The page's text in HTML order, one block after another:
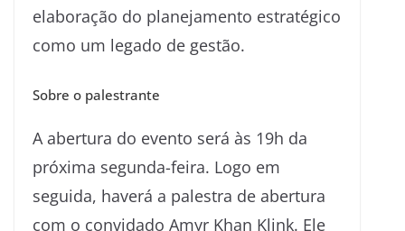
elaboração do planejamento estratégico
como um legado de gestão.
Sobre o palestrante
A abertura do evento será às 19h da
próxima segunda-feira. Logo em
seguida, haverá a palestra de abertura
com o convidado Amyr Khan Klink. Ele